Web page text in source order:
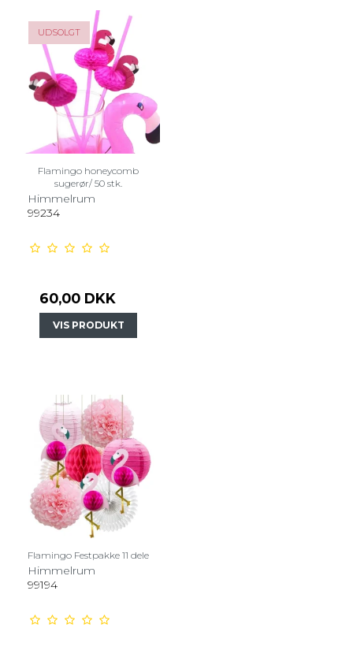
UDSOLGT
Flamingo honeycomb
sugerør/ 50 stk.
Himmelrum
99234
60,00 DKK
VIS PRODUKT
Flamingo Festpakke 11 dele
Himmelrum
99194